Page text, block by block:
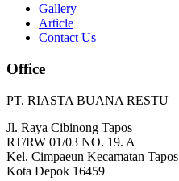
Gallery
Article
Contact Us
Office
PT. RIASTA BUANA RESTU
Jl. Raya Cibinong Tapos
RT/RW 01/03 NO. 19. A
Kel. Cimpaeun Kecamatan Tapos
Kota Depok 16459